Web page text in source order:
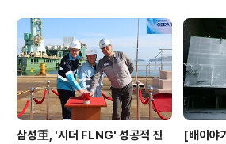
삼성重, '시더 FLNG' 성공적 진
[배이야